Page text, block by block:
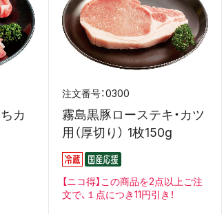
カ
0300
霧島黒豚ローステキ・カツ
用（厚切り） 1枚150g
【ニコ得】 この商品を2点以上ご注
文で、１点につき11円引き！